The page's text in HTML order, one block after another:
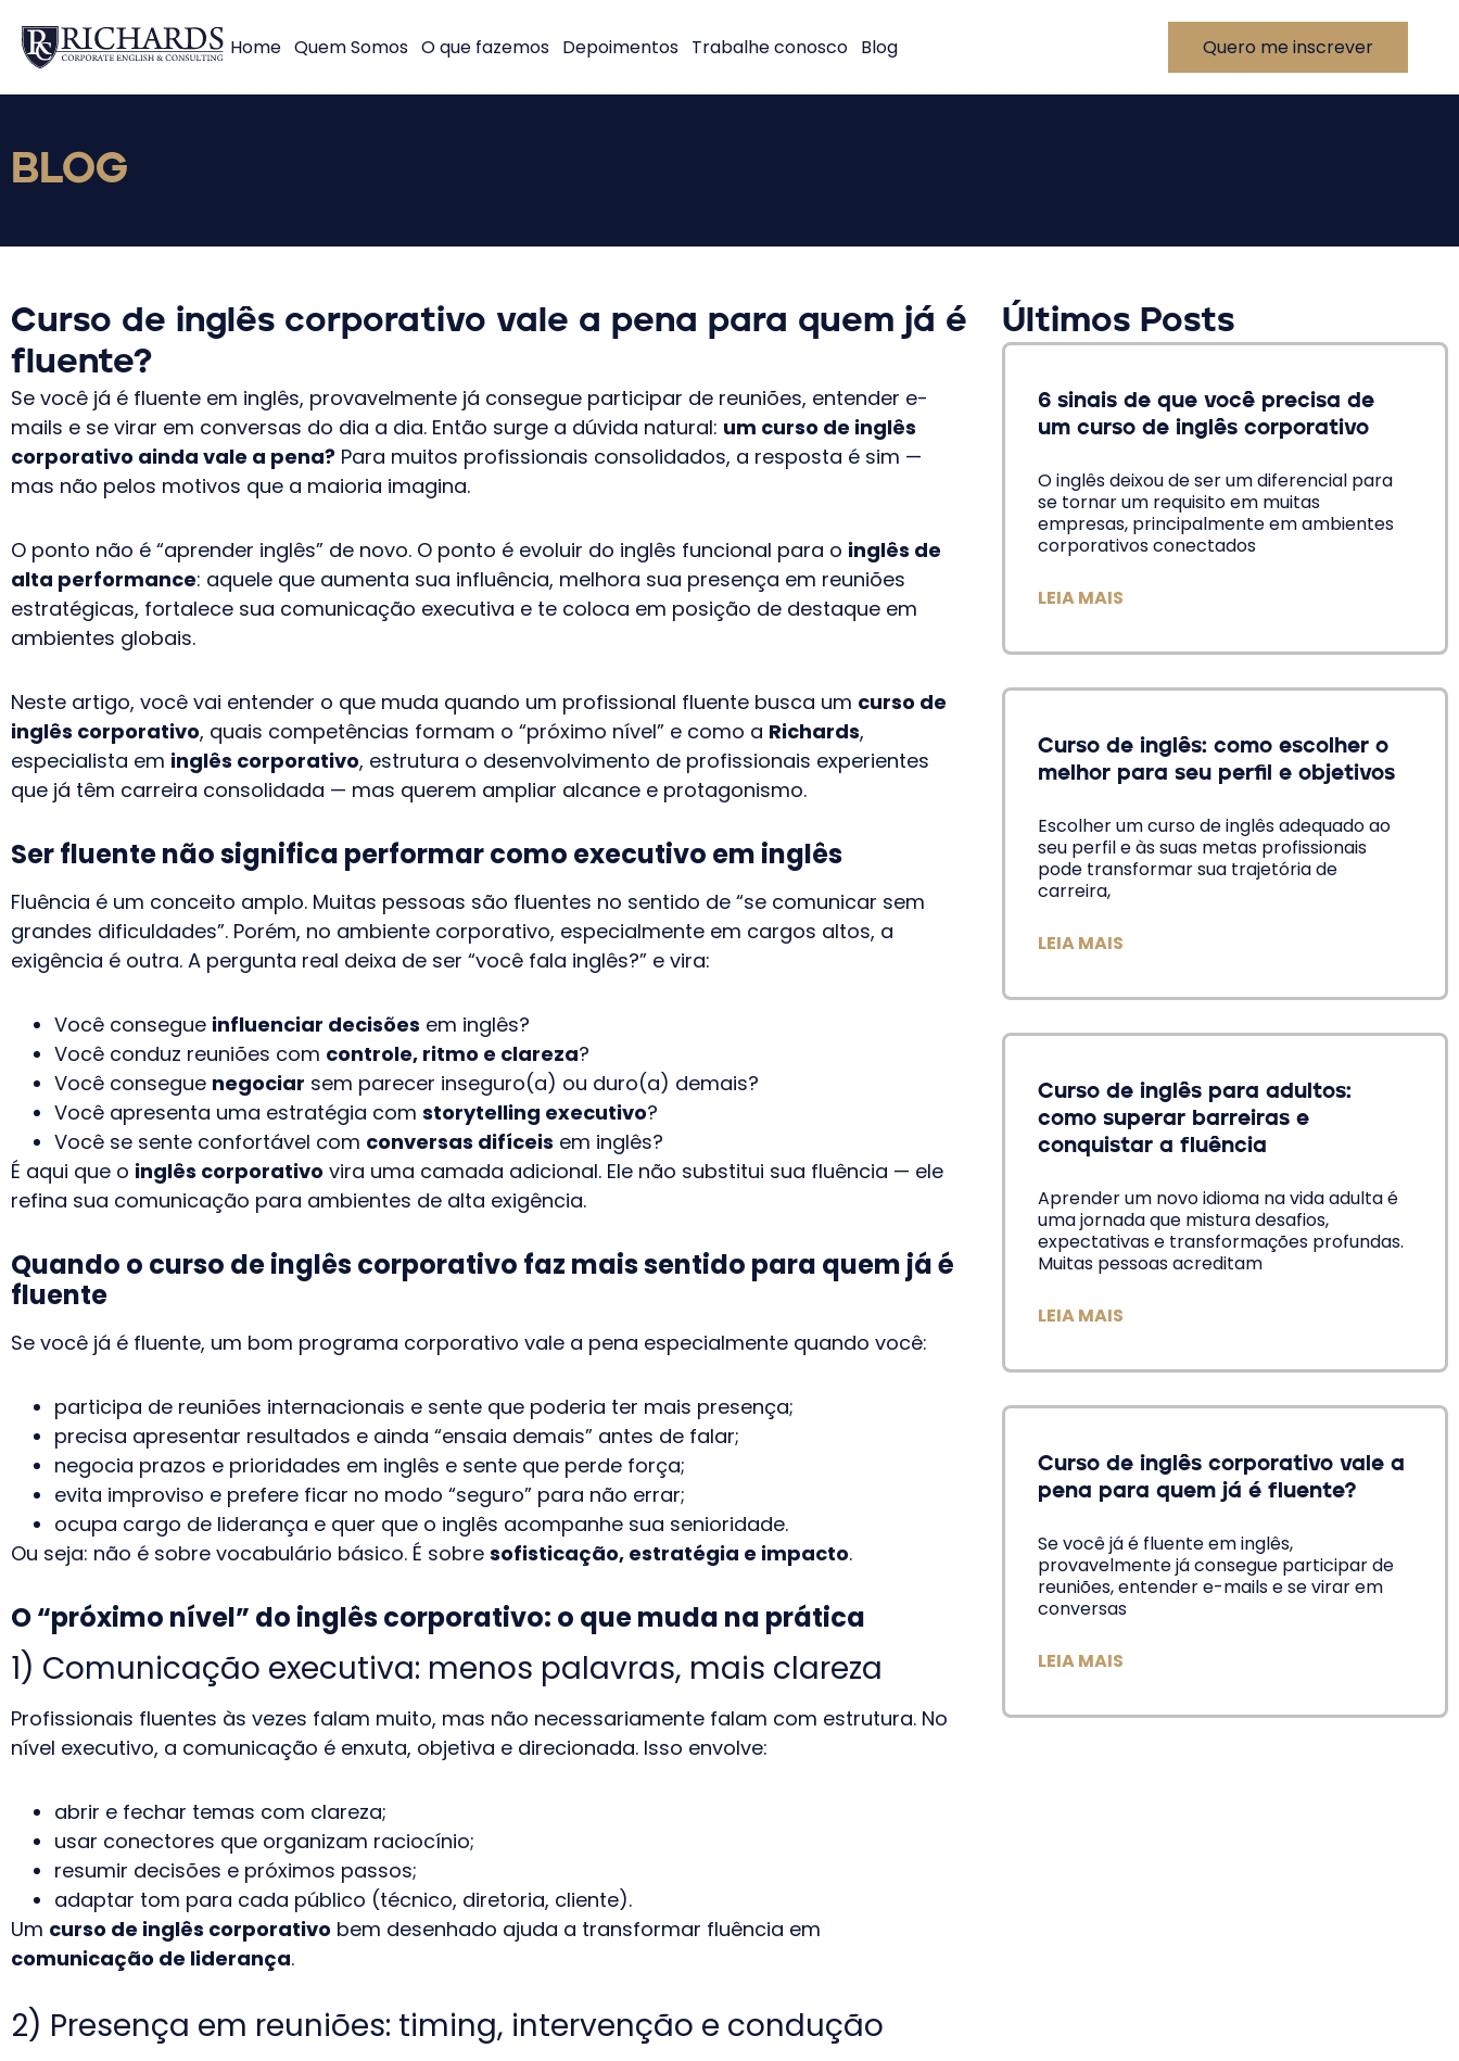
Home Quem Somos O que fazemos Depoimentos Trabalhe conosco Blog Quero me inscrever
BLOG
Curso de inglês corporativo vale a pena para quem já é
fluente?
Se você já é fluente em inglês, provavelmente já consegue participar de reuniões, entender e-
mails e se virar em conversas do dia a dia. Então surge a dúvida natural: um curso de inglês
corporativo ainda vale a pena? Para muitos profissionais consolidados, a resposta é sim —
mas não pelos motivos que a maioria imagina.
O ponto não é “aprender inglês” de novo. O ponto é evoluir do inglês funcional para o inglês de
alta performance: aquele que aumenta sua influência, melhora sua presença em reuniões
estratégicas, fortalece sua comunicação executiva e te coloca em posição de destaque em
ambientes globais.
Neste artigo, você vai entender o que muda quando um profissional fluente busca um curso de
inglês corporativo, quais competências formam o “próximo nível” e como a Richards,
especialista em inglês corporativo, estrutura o desenvolvimento de profissionais experientes
que já têm carreira consolidada — mas querem ampliar alcance e protagonismo.
Ser fluente não significa performar como executivo em inglês
Fluência é um conceito amplo. Muitas pessoas são fluentes no sentido de “se comunicar sem
grandes dificuldades”. Porém, no ambiente corporativo, especialmente em cargos altos, a
exigência é outra. A pergunta real deixa de ser “você fala inglês?” e vira:
Você consegue influenciar decisões em inglês?
Você conduz reuniões com controle, ritmo e clareza?
Você consegue negociar sem parecer inseguro(a) ou duro(a) demais?
Você apresenta uma estratégia com storytelling executivo?
Você se sente confortável com conversas difíceis em inglês?
É aqui que o inglês corporativo vira uma camada adicional. Ele não substitui sua fluência — ele
refina sua comunicação para ambientes de alta exigência.
Quando o curso de inglês corporativo faz mais sentido para quem já é
fluente
Se você já é fluente, um bom programa corporativo vale a pena especialmente quando você:
participa de reuniões internacionais e sente que poderia ter mais presença;
precisa apresentar resultados e ainda “ensaia demais” antes de falar;
negocia prazos e prioridades em inglês e sente que perde força;
evita improviso e prefere ficar no modo “seguro” para não errar;
ocupa cargo de liderança e quer que o inglês acompanhe sua senioridade.
Ou seja: não é sobre vocabulário básico. É sobre sofisticação, estratégia e impacto.
O “próximo nível” do inglês corporativo: o que muda na prática
1) Comunicação executiva: menos palavras, mais clareza
Profissionais fluentes às vezes falam muito, mas não necessariamente falam com estrutura. No
nível executivo, a comunicação é enxuta, objetiva e direcionada. Isso envolve:
abrir e fechar temas com clareza;
usar conectores que organizam raciocínio;
resumir decisões e próximos passos;
adaptar tom para cada público (técnico, diretoria, cliente).
Um curso de inglês corporativo bem desenhado ajuda a transformar fluência em
comunicação de liderança.
2) Presença em reuniões: timing, intervenção e condução
Últimos Posts
6 sinais de que você precisa de
um curso de inglês corporativo
O inglês deixou de ser um diferencial para
se tornar um requisito em muitas
empresas, principalmente em ambientes
corporativos conectados
LEIA MAIS
Curso de inglês: como escolher o
melhor para seu perfil e objetivos
Escolher um curso de inglês adequado ao
seu perfil e às suas metas profissionais
pode transformar sua trajetória de
carreira,
LEIA MAIS
Curso de inglês para adultos:
como superar barreiras e
conquistar a fluência
Aprender um novo idioma na vida adulta é
uma jornada que mistura desafios,
expectativas e transformações profundas.
Muitas pessoas acreditam
LEIA MAIS
Curso de inglês corporativo vale a
pena para quem já é fluente?
Se você já é fluente em inglês,
provavelmente já consegue participar de
reuniões, entender e-mails e se virar em
conversas
LEIA MAIS